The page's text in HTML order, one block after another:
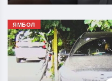
ЯМБОЛ